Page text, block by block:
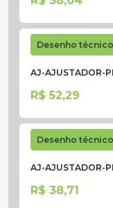
Desenho técnico
AJ-AJUSTADOR-
R$ 52,29
Desenho técnico
AJ-AJUSTADOR-
R$ 38,71